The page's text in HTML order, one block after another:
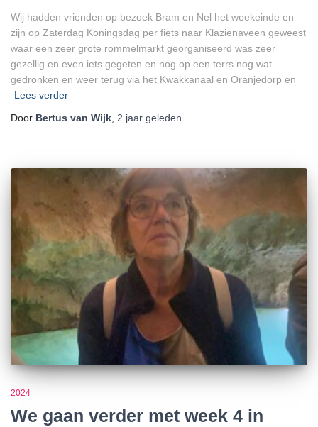
Wij hadden vrienden op bezoek Bram en Nel het weekeinde en
zijn op Zaterdag Koningsdag per fiets naar Klazienaveen geweest
waar een zeer grote rommelmarkt georganiseerd was zeer
gezellig en even iets gegeten en nog op een terrs nog wat
gedronken en weer terug via het Kwakkanaal en Oranjedorp en
Lees verder
Door Bertus van Wijk 2 jaar geleden
2024
We gaan verder met week 4 in